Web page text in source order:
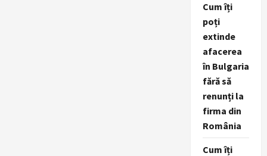
Cum îți
poți
extinde
afacerea
în Bulgaria
fără să
renunți la
firma din
România
Cum îți